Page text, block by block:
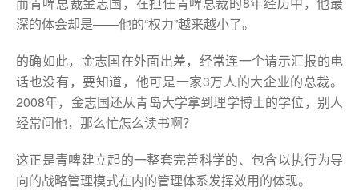
深的体会却是——他的“权力”越来越小了。
的确如此，金志国在外面出差，经常连一个请示汇报的电
话也没有，要知道，他可是一家3万人的大企业的总裁。
2008年，金志国还从青岛大学拿到理学博士的学位，别人
经常问他，那么忙怎么读书啊？
这正是青啤建立起的一整套完善科学的、包含以执行为导
向的战略管理模式在内的管理体系发挥效用的体现。